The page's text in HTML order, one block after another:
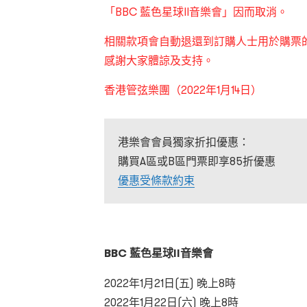
「BBC 藍色星球II音樂會」因而取消。
相關款項會自動退還到訂購人士用於購票
感謝大家體諒及支持。
香港管弦樂團（2022年1月14日）
港樂會會員獨家折扣優惠：
購買A區或B區門票即享85折優惠
優惠受條款約束
BBC藍色星球II音樂會
2022年1月21日(五) 晚上8時
2022年1月22日(六) 晚上8時